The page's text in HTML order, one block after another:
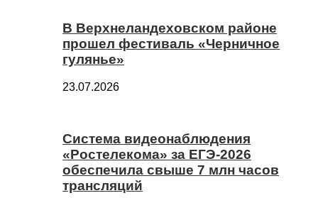
В Верхнеландеховском районе
прошел фестиваль «Черничное
гулянье»
23.07.2026
Система видеонаблюдения
«Ростелекома» за ЕГЭ-2026
обеспечила свыше 7 млн часов
трансляций